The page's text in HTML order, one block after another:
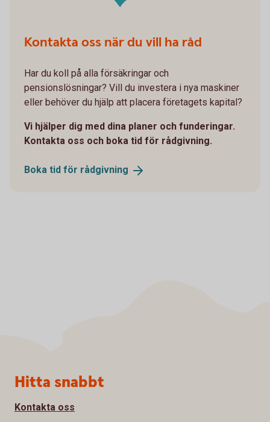
Kontakta oss när du vill ha råd
Har du koll på alla försäkringar och
pensionslösningar? Vill du investera i nya maskiner
eller behöver du hjälp att placera företagets kapital?
Vi hjälper dig med dina planer och funderingar.
Kontakta oss och boka tid för rådgivning.
Boka tid för rådgivning
Sidfot
Hitta snabbt
Kontakta oss